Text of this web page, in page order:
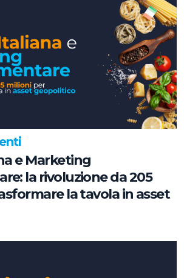
e Marketing
la rivoluzione da 205
la tavola in asset